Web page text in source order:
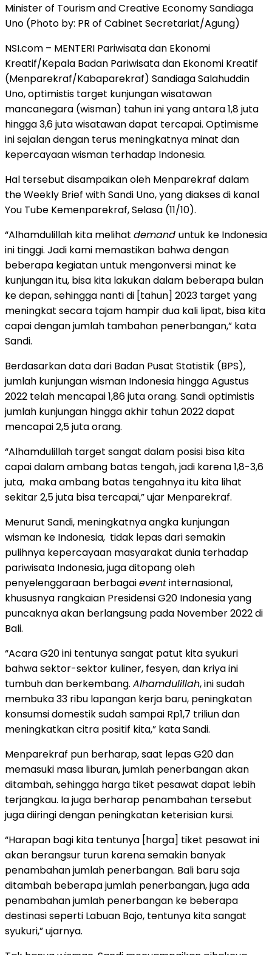
Minister of Tourism and Creative Economy Sandiaga
Uno (Photo by: PR of Cabinet Secretariat/Agung)
NSI.com – MENTERI Pariwisata dan Ekonomi
Kreatif/Kepala Badan Pariwisata dan Ekonomi Kreatif
(Menparekraf/Kabaparekraf) Sandiaga Salahuddin
Uno, optimistis target kunjungan wisatawan
mancanegara (wisman) tahun ini yang antara 1,8 juta
hingga 3,6 juta wisatawan dapat tercapai. Optimisme
ini sejalan dengan terus meningkatnya minat dan
kepercayaan wisman terhadap Indonesia.
Hal tersebut disampaikan oleh Menparekraf dalam
the Weekly Brief with Sandi Uno, yang diakses di kanal
You Tube Kemenparekraf, Selasa (11/10).
“Alhamdulillah kita melihat demand untuk ke Indonesia
ini tinggi. Jadi kami memastikan bahwa dengan
beberapa kegiatan untuk mengonversi minat ke
kunjungan itu, bisa kita lakukan dalam beberapa bulan
ke depan, sehingga nanti di [tahun] 2023 target yang
meningkat secara tajam hampir dua kali lipat, bisa kita
capai dengan jumlah tambahan penerbangan,” kata
Sandi.
Berdasarkan data dari Badan Pusat Statistik (BPS),
jumlah kunjungan wisman Indonesia hingga Agustus
2022 telah mencapai 1,86 juta orang. Sandi optimistis
jumlah kunjungan hingga akhir tahun 2022 dapat
mencapai 2,5 juta orang.
“Alhamdulillah target sangat dalam posisi bisa kita
capai dalam ambang batas tengah, jadi karena 1,8-3,6
juta, maka ambang batas tengahnya itu kita lihat
sekitar 2,5 juta bisa tercapai,” ujar Menparekraf.
Menurut Sandi, meningkatnya angka kunjungan
wisman ke Indonesia, tidak lepas dari semakin
pulihnya kepercayaan masyarakat dunia terhadap
pariwisata Indonesia, juga ditopang oleh
penyelenggaraan berbagaieventinternasional,
khususnya rangkaian Presidensi G20 Indonesia yang
puncaknya akan berlangsung pada November 2022 di
Bali.
“Acara G20 ini tentunya sangat patut kita syukuri
bahwa sektor-sektor kuliner, fesyen, dan kriya ini
tumbuh dan berkembang. Alhamdulillah, ini sudah
membuka 33 ribu lapangan kerja baru, peningkatan
konsumsi domestik sudah sampai Rp1,7 triliun dan
meningkatkan citra positif kita,” kata Sandi.
Menparekraf pun berharap, saat lepas G20 dan
memasuki masa liburan, jumlah penerbangan akan
ditambah, sehingga harga tiket pesawat dapat lebih
terjangkau. Ia juga berharap penambahan tersebut
juga diiringi dengan peningkatan keterisian kursi.
“Harapan bagi kita tentunya [harga] tiket pesawat ini
akan berangsur turun karena semakin banyak
penambahan jumlah penerbangan. Bali baru saja
ditambah beberapa jumlah penerbangan, juga ada
penambahan jumlah penerbangan ke beberapa
destinasi seperti Labuan Bajo, tentunya kita sangat
syukuri,” ujarnya.